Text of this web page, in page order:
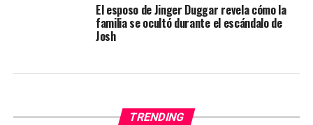
El esposo de Jinger Duggar revela cómo la
familia se ocultó durante el escándalo de
Josh
TRENDING